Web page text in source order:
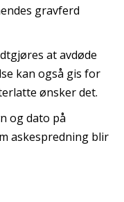
gravferd
at avdøde
kan også gis for
ønsker det.
og dato på
askespredning blir